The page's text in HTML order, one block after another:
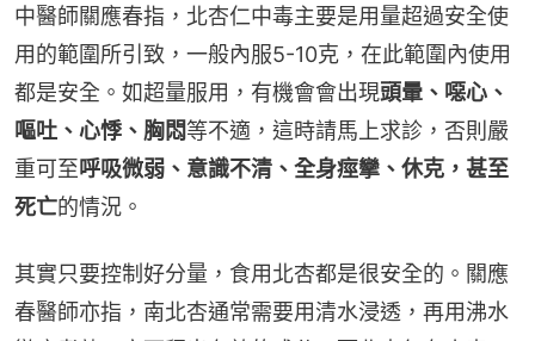
中醫師關應春指，北杏仁中毒主要是用量超過安全使
用的範圍所引致，一般內服5-10克，在此範圍內使用
都是安全。如超量服用，有機會會出現頭暈、噁心、
嘔吐、心悸、胸悶等不適，這時請馬上求診，否則嚴
重可至呼吸微弱、意識不清、全身痙攣、休克，甚至
死亡的情況。
其實只要控制好分量，食用北杏都是很安全的。關應
春醫師亦指，南北杏通常需要用清水浸透，再用沸水